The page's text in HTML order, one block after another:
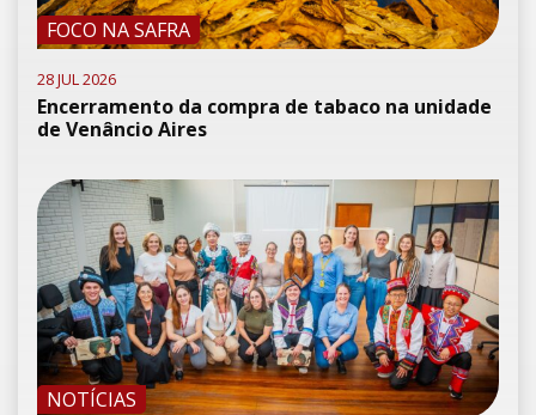
FOCO NA SAFRA
28 JUL 2026
Encerramento da compra de tabaco na unidade
de Venâncio Aires
NOTÍCIAS